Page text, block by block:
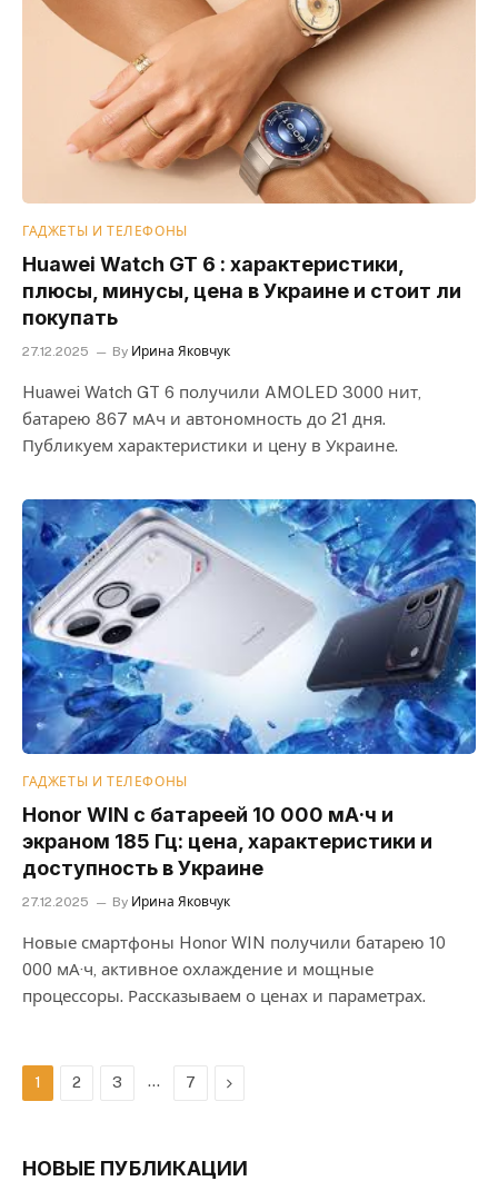
ГАДЖЕТЫ И ТЕЛЕФОНЫ
Huawei Watch GT 6 : характеристики,
плюсы, минусы, цена в Украине и стоит ли
покупать
27.12.2025 By Ирина Яковчук
Huawei Watch GT 6 получили AMOLED 3000 нит,
батарею 867 мАч и автономность до 21 дня.
Публикуем характеристики и цену в Украине.
ГАДЖЕТЫ И ТЕЛЕФОНЫ
Honor WIN с батареей 10 000 мА·ч и
экраном 185 Гц: цена, характеристики и
доступность в Украине
27.12.2025 By Ирина Яковчук
Новые смартфоны Honor WIN получили батарею 10
000 мА·ч, активное охлаждение и мощные
процессоры. Рассказываем о ценах и параметрах.
1 2 3 … 7 Next
НОВЫЕ ПУБЛИКАЦИИ